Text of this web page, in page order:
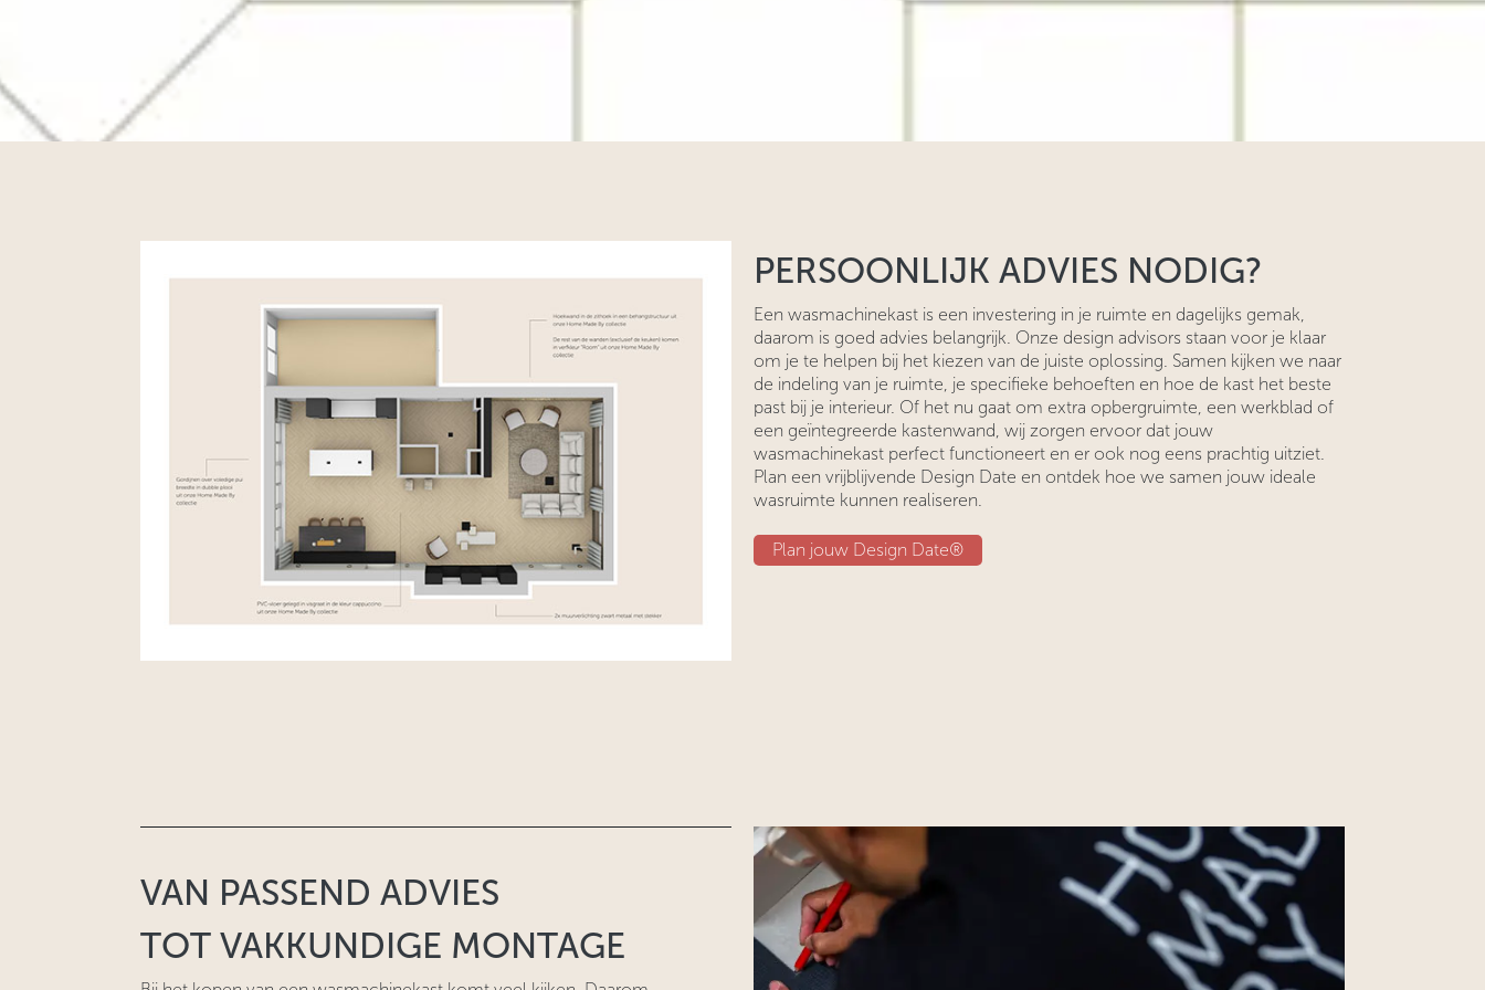
PERSOONLIJK ADVIES NODIG?
Een wasmachinekast is een investering in je ruimte en dagelijks gemak,
daarom is goed advies belangrijk. Onze design advisors staan voor je klaar
om je te helpen bij het kiezen van de juiste oplossing. Samen kijken we naar
de indeling van je ruimte, je specifieke behoeften en hoe de kast het beste
past bij je interieur. Of het nu gaat om extra opbergruimte, een werkblad of
een geïntegreerde kastenwand, wij zorgen ervoor dat jouw
wasmachinekast perfect functioneert en er ook nog eens prachtig uitziet.
Plan een vrijblijvende Design Date en ontdek hoe we samen jouw ideale
wasruimte kunnen realiseren.
Plan jouw Design Date®
VAN PASSEND ADVIES
TOT VAKKUNDIGE MONTAGE